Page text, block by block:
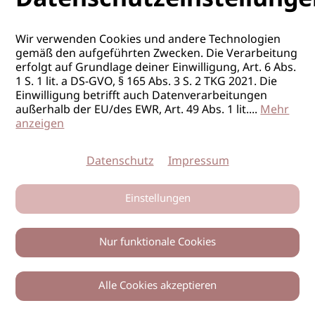
FRISEUR/IN
ORT
Stuttgart
HAIR’N’MORE Stuttgart Vaihingen
POSITION
Top-Stylist*in
PENSUM:
Vollzeit
Wir verwenden Cookies und andere Technologien
gemäß den aufgeführten Zwecken. Die Verarbeitung
erfolgt auf Grundlage deiner Einwilligung, Art. 6 Abs.
1 S. 1 lit. a DS-GVO, § 165 Abs. 3 S. 2 TKG 2021. Die
Einwilligung betrifft auch Datenverarbeitungen
außerhalb der EU/des EWR, Art. 49 Abs. 1 lit....Mehr
anzeigen
Datenschutz Impressum
Einstellungen
Nur funktionale Cookies
Alle Cookies akzeptieren